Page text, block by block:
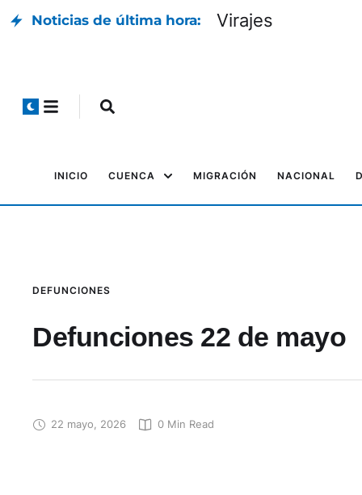
Noticias de última hora: Virajes
INICIO CUENCA MIGRACIÓN NACIONAL
DEFUNCIONES
Defunciones 22 de mayo
22 mayo, 2026 0 Min Read